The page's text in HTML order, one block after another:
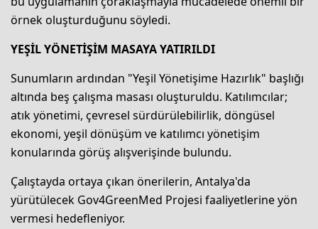
örnek oluşturduğunu söyledi.
YEŞİL YÖNETİŞİM MASAYA YATIRILDI
Sunumların ardından "Yeşil Yönetişime Hazırlık" başlığı
altında beş çalışma masası oluşturuldu. Katılımcılar;
atık yönetimi, çevresel sürdürülebilirlik, döngüsel
ekonomi, yeşil dönüşüm ve katılımcı yönetişim
konularında görüş alışverişinde bulundu.
Çalıştayda ortaya çıkan önerilerin, Antalya'da
yürütülecek Gov4GreenMed Projesi faaliyetlerine yön
vermesi hedefleniyor.